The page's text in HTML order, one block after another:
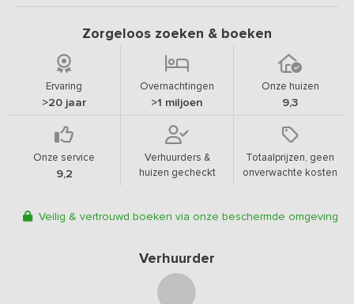
Zorgeloos zoeken & boeken
Ervaring
>20 jaar
Overnachtingen
>1 miljoen
Onze huizen
9,3
Onze service
9,2
Verhuurders &
huizen gecheckt
Totaalprijzen, geen
onverwachte kosten
Veilig & vertrouwd boeken via onze beschermde omgeving
Verhuurder